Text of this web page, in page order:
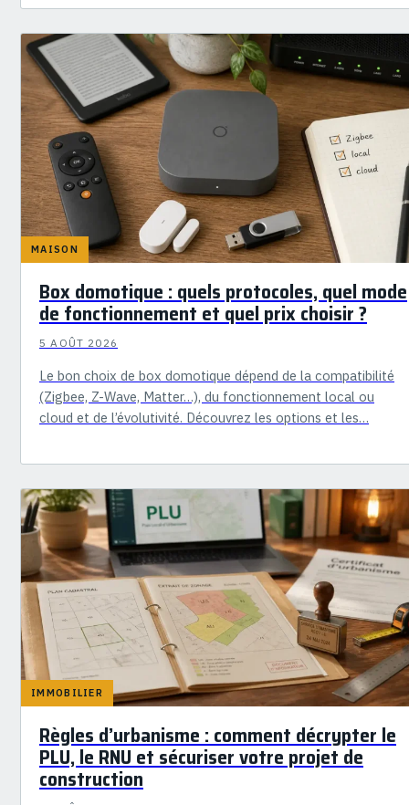
MAISON
Box domotique : quels protocoles, quel mode
de fonctionnement et quel prix choisir ?
5 AOÛT 2026
Le bon choix de box domotique dépend de la compatibilité
(Zigbee, Z-Wave, Matter…), du fonctionnement local ou
cloud et de l’évolutivité. Découvrez les options et les…
IMMOBILIER
Règles d’urbanisme : comment décrypter le
PLU, le RNU et sécuriser votre projet de
construction